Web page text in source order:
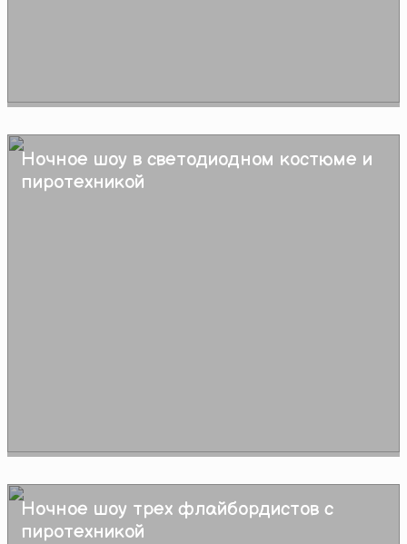
Подробнее
Ночное шоу в светодиодном костюме и
пиротехникой
Подробнее
Ночное шоу трех флайбордистов с
пиротехникой